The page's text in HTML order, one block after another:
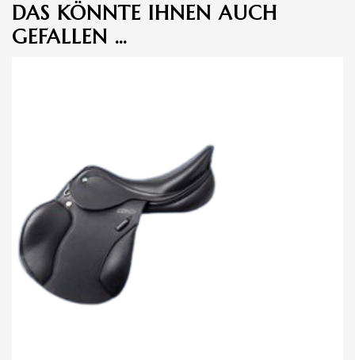
DAS KÖNNTE IHNEN AUCH
GEFALLEN …